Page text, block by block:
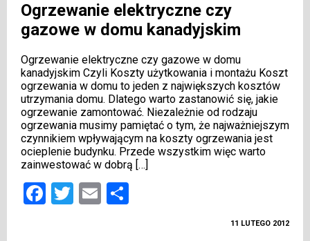
Ogrzewanie elektryczne czy
gazowe w domu kanadyjskim
Ogrzewanie elektryczne czy gazowe w domu
kanadyjskim Czyli Koszty użytkowania i montażu Koszt
ogrzewania w domu to jeden z największych kosztów
utrzymania domu. Dlatego warto zastanowić się, jakie
ogrzewanie zamontować. Niezależnie od rodzaju
ogrzewania musimy pamiętać o tym, że najważniejszym
czynnikiem wpływającym na koszty ogrzewania jest
ocieplenie budynku. Przede wszystkim więc warto
zainwestować w dobrą […]
Facebook
Twitter
Email
11 LUTEGO 2012